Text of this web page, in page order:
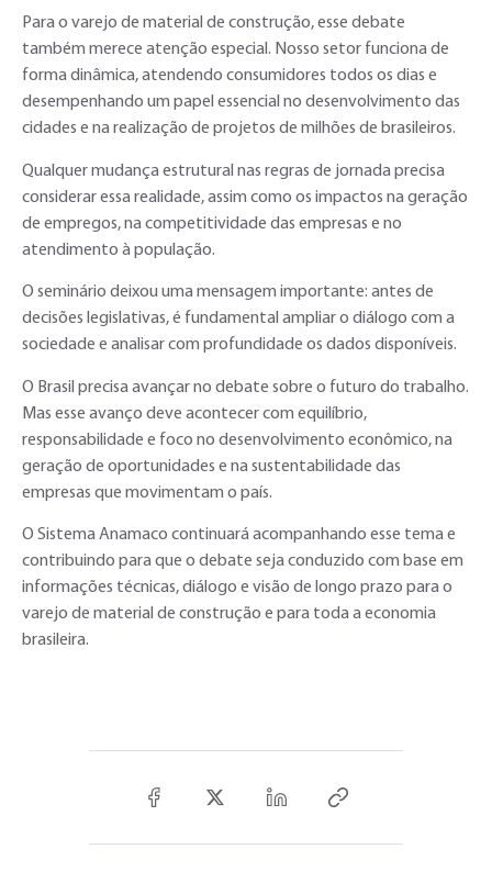
Para o varejo de material de construção, esse debate
também merece atenção especial. Nosso setor funciona de
forma dinâmica, atendendo consumidores todos os dias e
desempenhando um papel essencial no desenvolvimento das
cidades e na realização de projetos de milhões de brasileiros.
Qualquer mudança estrutural nas regras de jornada precisa
considerar essa realidade, assim como os impactos na geração
de empregos, na competitividade das empresas e no
atendimento à população.
O seminário deixou uma mensagem importante: antes de
decisões legislativas, é fundamental ampliar o diálogo com a
sociedade e analisar com profundidade os dados disponíveis.
O Brasil precisa avançar no debate sobre o futuro do trabalho.
Mas esse avanço deve acontecer com equilíbrio,
responsabilidade e foco no desenvolvimento econômico, na
geração de oportunidades e na sustentabilidade das
empresas que movimentam o país.
O Sistema Anamaco continuará acompanhando esse tema e
contribuindo para que o debate seja conduzido com base em
informações técnicas, diálogo e visão de longo prazo para o
varejo de material de construção e para toda a economia
brasileira.